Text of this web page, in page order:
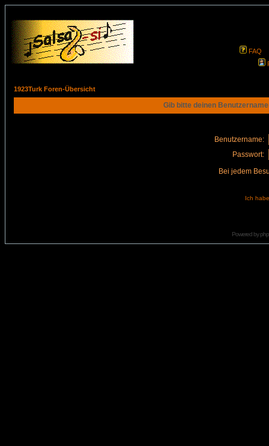
FAQ
1923Turk Foren-Übersicht
Gib bitte deinen
Benutzername:
Passwort:
Bei jedem
Ich
Powered by